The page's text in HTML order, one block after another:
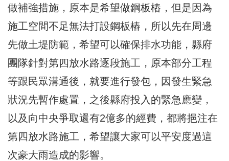
做補強措施，原本是希望做鋼板樁，但是因為
施工空間不足無法打設鋼板樁，所以先在周邊
先做土堤防範，希望可以確保排水功能，縣府
團隊針對第四放水路逐段施工，原本部分工程
等跟民眾溝通後，就要進行發包，因發生緊急
狀況先暫作處置，之後縣府投入的緊急應變，
以及向中央爭取還有2億多的經費，都將挹注在
第四放水路施工，希望讓大家可以平安度過這
次豪大雨造成的影響。